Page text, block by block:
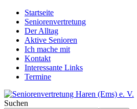
Startseite
Seniorenvertretung
Der Alltag
Aktive Senioren
Ich mache mit
Kontakt
Interessante Links
Termine
Suchen